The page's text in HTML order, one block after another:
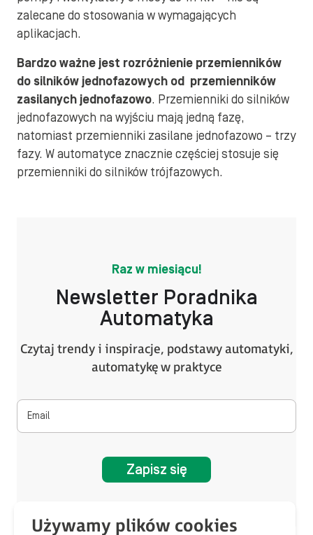
zalecane do stosowania w wymagających
aplikacjach.
Bardzo ważne jest rozróżnienie przemienników
do silników jednofazowych od przemienników
zasilanych jednofazowo. Przemienniki do silników
jednofazowych na wyjściu mają jedną fazę,
natomiast przemienniki zasilane jednofazowo – trzy
fazy. W automatyce znacznie częściej stosuje się
przemienniki do silników trójfazowych.
Raz w miesiącu!
Newsletter Poradnika
Automatyka
Czytaj trendy i inspiracje, podstawy automatyki,
automatykę w praktyce
Zapisz się